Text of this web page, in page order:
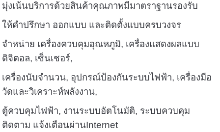
มุ่งเน้นบริการด้วยสินค้าคุณภาพมีมาตราฐานรองรับ
ให้คำปรึกษา ออกแบบ และติดตั้งแบบครบวงจร
จำหน่าย เครื่องควบคุมอุณหภูมิ, เครื่องแสดงผลแบบ
ดิจิตอล, เซ็นเชอร์,
เครื่องนับจำนวน, อุปกรณ์ป้องกันระบบไฟฟ้า, เครื่องมือ
วัดและวิเคราะห์พลังงาน,
ตู้ควบคุมไฟฟ้า, งานระบบอัตโนมัติ, ระบบควบคุม
ติดตาม แจ้งเตือนผ่านInternet